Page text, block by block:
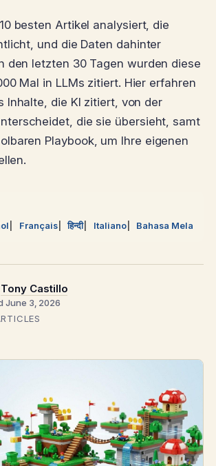
besten Artikel analysiert, die
und die Daten dahinter
den letzten 30 Tagen wurden diese
Mal in LLMs zitiert. Hier erfahren
Inhalte, die KI zitiert, von der
die sie übersieht, samt
Playbook, um Ihre eigenen
Français हिन्दी Italiano Bahasa Melayu
Tony Castillo
June 3, 2026